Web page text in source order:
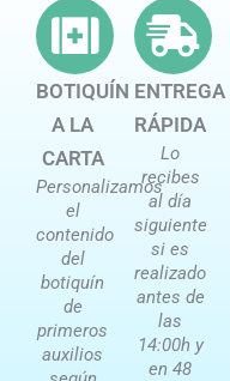
BOTIQUÍN
A LA
CARTA
Personalizamos
el
contenido
del
botiquín
de
primeros
auxilios
ENTREGA
RÁPIDA
Lo
recibes
al día
siguiente
si es
realizado
antes de
las
14:00h y
en 48